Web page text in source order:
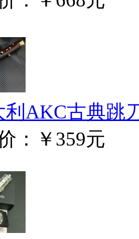
利AKC古典跳
：
￥359元